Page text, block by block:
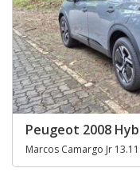
Peugeot 2008
Marcos Camargo Jr